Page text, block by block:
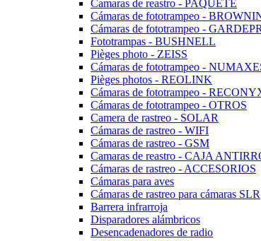
Camaras de reastro - PAQUETE
Cámaras de fototrampeo -
Cámaras de fototrampeo -
Fototrampas - BUSHNELL
Pièges photo - ZEISS
Cámaras de fototrampeo -
Pièges photos - REOLINK
Cámaras de fototrampeo -
Cámaras de fototrampeo - OTROS
Camera de rastreo - SOLAR
Cámaras de rastreo - WIFI
Cámaras de rastreo - GSM
Camaras de reastro - CAJA
Cámaras de rastreo - ACCESORIOS
Cámaras para aves
Cámaras de rastreo para cámaras SLR
Barrera infrarroja
Disparadores alámbricos
Desencadenadores de radio